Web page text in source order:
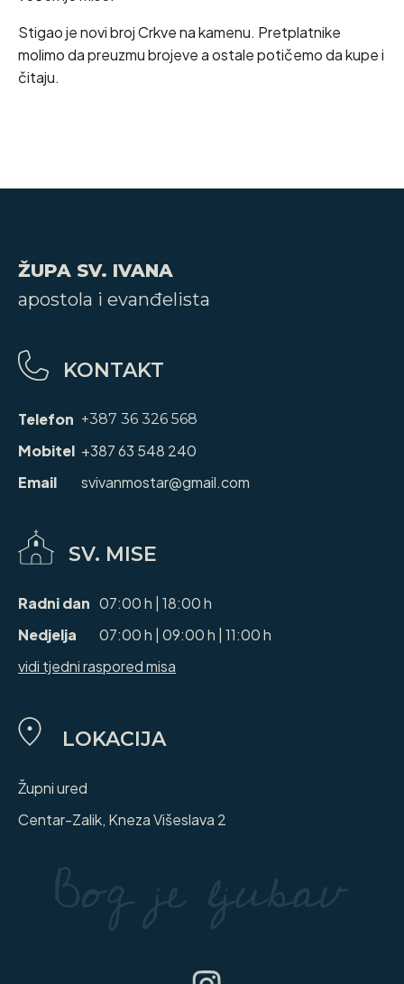
Stigao je novi broj Crkve na kamenu. Pretplatnike
molimo da preuzmu brojeve a ostale potičemo da kupe i
čitaju.
ŽUPA SV. IVANA
apostola i evanđelista
KONTAKT
Telefon +387 36 326 568
Mobitel +387 63 548 240
Email
svivanmostar@gmail.com
SV. MISE
Radni dan 07:00 h | 18:00 h
Nedjelja
07:00 h | 09:00 h | 11:00 h
vidi tjedni raspored misa
LOKACIJA
Župni ured
Centar-Zalik, Kneza Višeslava 2